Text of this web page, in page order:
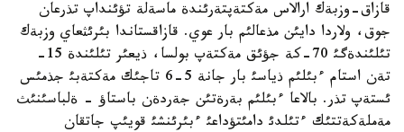
قازاق-وزبةك ارالاس مةكتةپتةرئندة ماسةلة تؤئنداپ تذرعان
جوق، ولاردا دايئن مذعالئم بار عوي. قازاقستاندا بئرئثعاي وزبةك
تئلئندةگئ 70-كة جؤئق مةكتةپ بولسا، ذيعئر تئلئندة 15-
تةن استام ءبئلئم ذياسئ بار جانة 5-6 تاجئك مةكتةبئ جذمئس
ئستةپ تذر. بالاعا ءبئلئم بةرةتئن جةردةن باستاؤ - ةلباسئنئث
مةملةكةتتئك ءتئلدئ دامئتؤداعئ ءبئرئنشئ قويئپ جاتقان